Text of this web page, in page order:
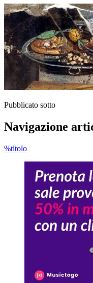
Pubblicato sotto
Navigazione
%titolo